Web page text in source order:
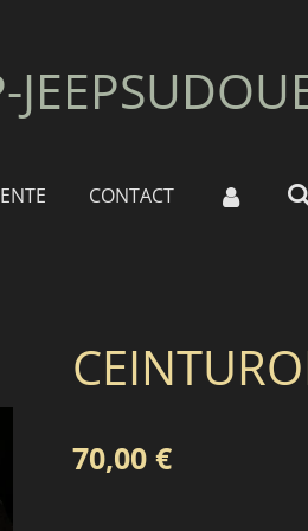
CONTACT
70,00 €